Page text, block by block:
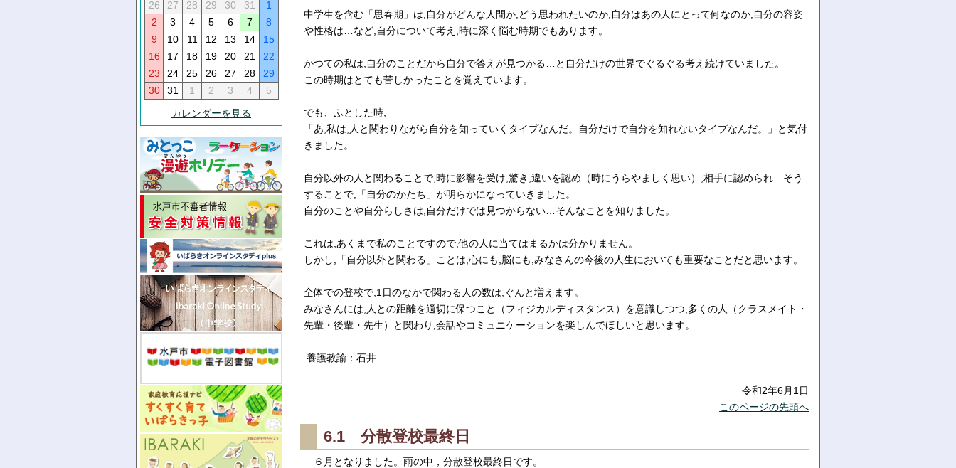
26
27 28 29 30 31
1
2
3 4 5 6 7
8
9
10 11 12 13 14
15
16
17 18 19 20 21
22
23
24 25 26 27 28
29
30
31 1 2 3 4
5
カレンダーを見る
中学生を含む「思春期」は,自分がどんな人間か,どう思われたいのか,自分はあの人にとって何なのか,自分の容姿
や性格は…など,自分について考え,時に深く悩む時期でもあります。
かつての私は,自分のことだから自分で答えが見つかる…と自分だけの世界でぐるぐる考え続けていました。
この時期はとても苦しかったことを覚えています。
でも、ふとした時,
「あ,私は,人と関わりながら自分を知っていくタイプなんだ。自分だけで自分を知れないタイプなんだ。」と気付
きました。
自分以外の人と関わることで,時に影響を受け,驚き,違いを認め（時にうらやましく思い）,相手に認められ…そう
することで,「自分のかたち」が明らかになっていきました。
自分のことや自分らしさは,自分だけでは見つからない…そんなことを知りました。
これは,あくまで私のことですので,他の人に当てはまるかは分かりません。
しかし,「自分以外と関わる」ことは,心にも,脳にも,みなさんの今後の人生においても重要なことだと思います。
全体での登校で,1日のなかで関わる人の数は,ぐんと増えます。
みなさんには,人との距離を適切に保つこと（フィジカルディスタンス）を意識しつつ,多くの人（クラスメイト・
先輩・後輩・先生）と関わり,会話やコミュニケーションを楽しんでほしいと思います。
養護教諭：石井
令和2年6月1日
このページの先頭へ
6.1 分散登校最終日
６月となりました。雨の中，分散登校最終日です。